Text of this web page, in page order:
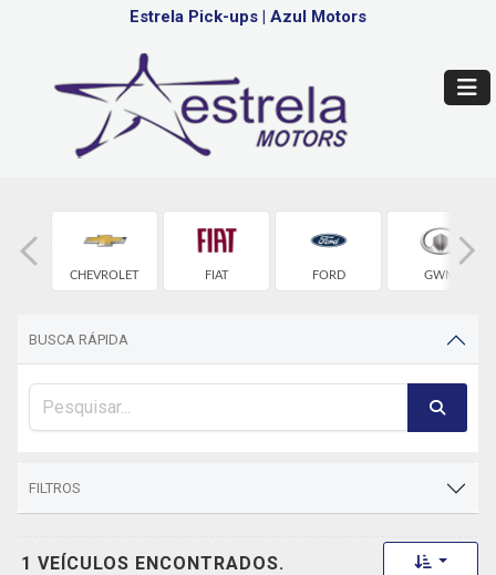
Estrela Pick-ups | Azul Motors
CHEVROLET FIAT FORD GWM
BUSCA RÁPIDA
FILTROS
1 VEÍCULOS ENCONTRADOS. Toggle